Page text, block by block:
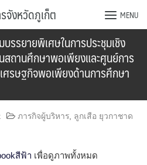
จังหวัดภูเก็ต MENU
รรยายพิเศษในการประชุมเชิง
ถานศึกษาพอเพียงและศูนย์การ
รษฐกิจพอเพียงด้านการศึกษา
ภารกิจผู้บริหาร ลูกเสือ ยุวกาชาด
สีฟ้า เพื่อดูภาพทั้งหมด